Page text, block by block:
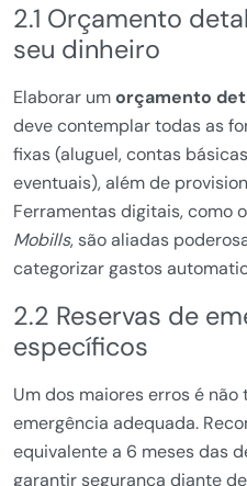
2.1 Orçamento
seu dinheiro
Elaborar umorçamento
deve contemplar todas as
fixas (aluguel, contas
eventuais), além de
Ferramentas digitais, como
Mobills, são aliadas
categorizar gastos
2.2 Reservas de
específicos
Um dos maiores erros é
emergência adequada.
equivalente a 6 meses das
garantir segurança diante